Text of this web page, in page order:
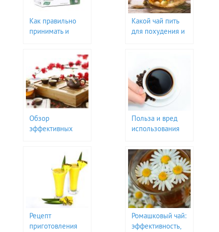
Как правильно
принимать и
Какой чай пить
для похудения и
Обзор
эффективных
для похудения и
организма
Польза и вред
использования
похудения
Рецепт
приготовления
Ромашковый чай:
эффективность,